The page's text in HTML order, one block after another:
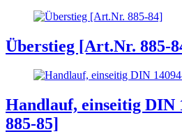
Überstieg [Art.Nr. 885-
Handlauf, einseitig DIN
885-85]